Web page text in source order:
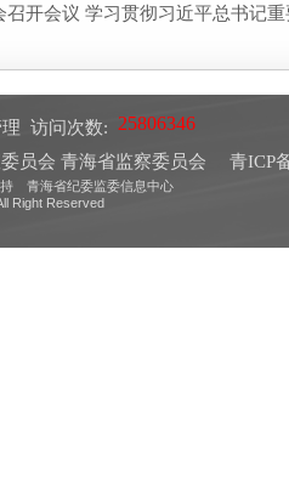
召开会议 学习贯彻习近平总书记
访问次数:
员会 青海省监察委员会
青ICP
青海省纪委监委信息中心
Right Reserved